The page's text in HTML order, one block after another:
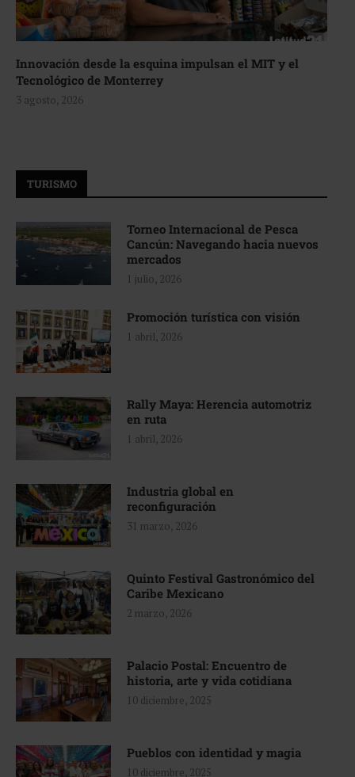
Innovación desde la esquina impulsan el MIT y el
Tecnológico de Monterrey
3 agosto, 2026
TURISMO
Torneo Internacional de Pesca
Cancún: Navegando hacia nuevos
mercados
1 julio, 2026
Promoción turística con visión
1 abril, 2026
Rally Maya: Herencia automotriz
en ruta
1 abril, 2026
Industria global en
reconfiguración
31 marzo, 2026
Quinto Festival Gastronómico del
Caribe Mexicano
2 marzo, 2026
Palacio Postal: Encuentro de
historia, arte y vida cotidiana
10 diciembre, 2025
Pueblos con identidad y magia
10 diciembre, 2025